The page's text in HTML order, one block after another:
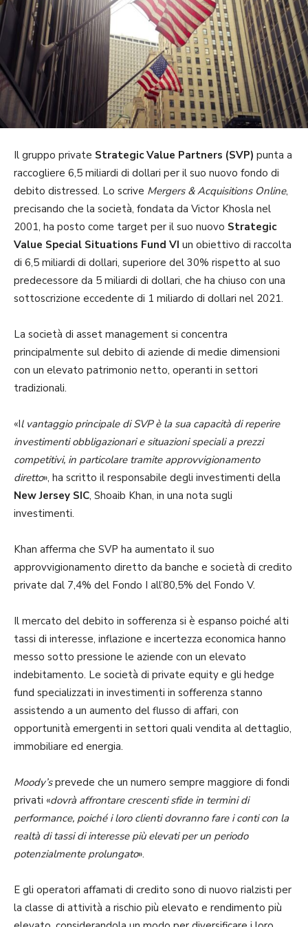
Il gruppo private Strategic Value Partners (SVP) punta a
raccogliere 6,5 miliardi di dollari per il suo nuovo fondo di
debito distressed. Lo scrive Mergers & Acquisitions Online,
precisando che la società, fondata da Victor Khosla nel
2001, ha posto come target per il suo nuovo Strategic
Value Special Situations Fund VI un obiettivo di raccolta
di 6,5 miliardi di dollari, superiore del 30% rispetto al suo
predecessore da 5 miliardi di dollari, che ha chiuso con una
sottoscrizione eccedente di 1 miliardo di dollari nel 2021.
La società di asset management si concentra
principalmente sul debito di aziende di medie dimensioni
con un elevato patrimonio netto, operanti in settori
tradizionali.
«Il vantaggio principale di SVP è la sua capacità di reperire
investimenti obbligazionari e situazioni speciali a prezzi
competitivi, in particolare tramite approvvigionamento
diretto», ha scritto il responsabile degli investimenti della
New Jersey SIC, Shoaib Khan, in una nota sugli
investimenti.
Khan afferma che SVP ha aumentato il suo
approvvigionamento diretto da banche e società di credito
private dal 7,4% del Fondo I all’80,5% del Fondo V.
Il mercato del debito in sofferenza si è espanso poiché alti
tassi di interesse, inflazione e incertezza economica hanno
messo sotto pressione le aziende con un elevato
indebitamento. Le società di private equity e gli hedge
fund specializzati in investimenti in sofferenza stanno
assistendo a un aumento del flusso di affari, con
opportunità emergenti in settori quali vendita al dettaglio,
immobiliare ed energia.
Moody’sprevede che un numero sempre maggiore di fondi
privati «dovrà affrontare crescenti sfide in termini di
performance, poiché i loro clienti dovranno fare i conti con la
realtà di tassi di interesse più elevati per un periodo
potenzialmente prolungato».
E gli operatori affamati di credito sono di nuovo rialzisti per
la classe di attività a rischio più elevato e rendimento più